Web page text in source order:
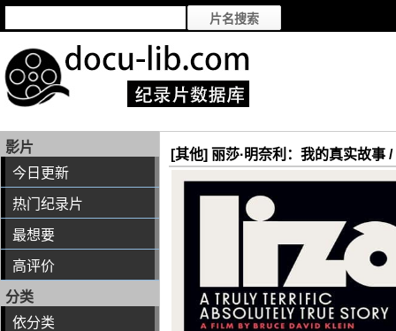
影片
今日更新
热门纪录片
最想要
高评价
分类
依分类
[其他] 丽莎·明奈利：我的真实故